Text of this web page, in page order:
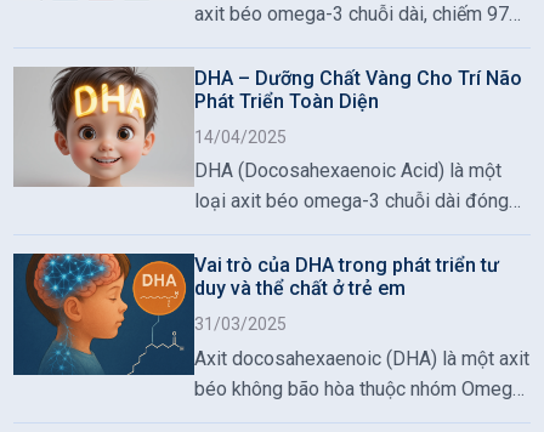
axit béo omega-3 chuỗi dài, chiếm 97%
lượng omega-3 trong não và 93% trong
võng mạc mắt. Đây là thành phần thiết
yếu để duy trì cấu trúc và chức năng
của hệ thần kinh trung ương. Với trẻ em
trong độ tuổi học đường – giai đoạn
não bộ phát triển mạnh mẽ – việc đảm
trong khả năng học tập, trí nhớ và điều
hòa cảm xúc.
DHA – Dưỡng Chất Vàng Cho Trí Não
Phát Triển Toàn Diện
14/04/2025
DHA (Docosahexaenoic Acid) là một
loại axit béo omega-3 chuỗi dài đóng
vai trò quan trọng trong sự phát triển trí
não và thị giác. DHA chiếm tới 40% tổng
lượng axit béo không no trong não bộ
và 60% trong võng mạc mắt (Stillwell &
Wassall, 2003). Đây là dưỡng chất thiết
yếu, đặc biệt trong những năm đầu đời
Vai trò của DHA trong phát triển tư
duy và thể chất ở trẻ em
31/03/2025
Axit docosahexaenoic (DHA) là một axit
béo không bão hòa thuộc nhóm Omega
3, chiếm khoảng 15–20% tổng lượng